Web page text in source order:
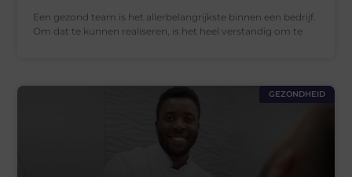
Een gezond team is het allerbelangrijkste binnen een bedrijf.
Om dat te kunnen realiseren, is het heel verstandig om te
GEZONDHEID